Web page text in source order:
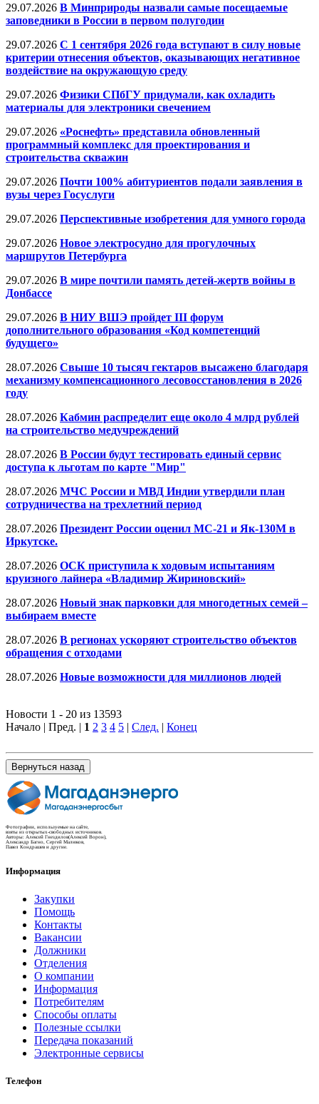
29.07.2026 В Минприроды назвали самые посещаемые
заповедники в России в первом полугодии
29.07.2026 С 1 сентября 2026 года вступают в силу новые
критерии отнесения объектов, оказывающих негативное
воздействие на окружающую среду
29.07.2026 Физики СПбГУ придумали, как охладить
материалы для электроники свечением
29.07.2026 «Роснефть» представила обновленный
программный комплекс для проектирования и
строительства скважин
29.07.2026 Почти 100% абитуриентов подали заявления в
вузы через Госуслуги
29.07.2026 Перспективные изобретения для умного города
29.07.2026 Новое электросудно для прогулочных
маршрутов Петербурга
29.07.2026 В мире почтили память детей-жертв войны в
Донбассе
29.07.2026 В НИУ ВШЭ пройдет III форум
дополнительного образования «Код компетенций
будущего»
28.07.2026 Свыше 10 тысяч гектаров высажено благодаря
механизму компенсационного лесовосстановления в 2026
году
28.07.2026 Кабмин распределит еще около 4 млрд рублей
на строительство медучреждений
28.07.2026 В России будут тестировать единый сервис
доступа к льготам по карте "Мир"
28.07.2026 МЧС России и МВД Индии утвердили план
сотрудничества на трехлетний период
28.07.2026 Президент России оценил МС-21 и Як-130М в
Иркутске.
28.07.2026 ОСК приступила к ходовым испытаниям
круизного лайнера «Владимир Жириновский»
28.07.2026 Новый знак парковки для многодетных семей –
выбираем вместе
28.07.2026 В регионах ускоряют строительство объектов
обращения с отходами
28.07.2026 Новые возможности для миллионов людей
Новости 1 - 20 из 13593
Начало | Пред. | 1 2 3 4 5 | След. | Конец
Вернуться назад
Фотографии, используемые на сайте,
взяты из открытых-свободных источников.
Авторы: Алексей Гнездилов(Алексей Ворон),
Александр Багно, Сергей Малюков,
Павел Кондрашев и другие.
Информация
Закупки
Помощь
Контакты
Вакансии
Должники
Отделения
О компании
Информация
Потребителям
Способы оплаты
Полезные ссылки
Передача показаний
Электронные сервисы
Телефон